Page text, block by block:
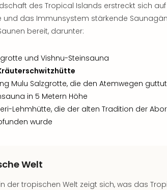
des Tropical Islands erstreckt sich auf
und das Immunsystem stärkende
bereit, darunter:
und Vishnu-Steinsauna
Mulu Salzgrotte, die den Atemwegen guttut
in 5 Metern Höhe
Lehmhütte, die der alten Tradition der
wurde
Welt
der tropischen Welt zeigt sich, was das